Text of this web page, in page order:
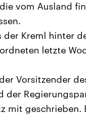
vom Ausland
Kreml hinter
letzte
Vorsitzender
mit geschrieben.